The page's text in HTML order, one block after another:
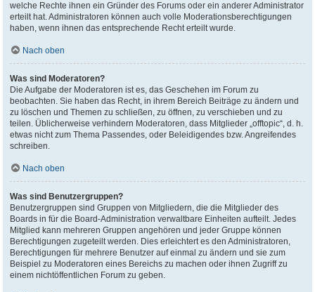
welche Rechte ihnen ein Gründer des Forums oder ein anderer Administrator
erteilt hat. Administratoren können auch volle Moderationsberechtigungen
haben, wenn ihnen das entsprechende Recht erteilt wurde.
Nach oben
Was sind Moderatoren?
Die Aufgabe der Moderatoren ist es, das Geschehen im Forum zu
beobachten. Sie haben das Recht, in ihrem Bereich Beiträge zu ändern und
zu löschen und Themen zu schließen, zu öffnen, zu verschieben und zu
teilen. Üblicherweise verhindern Moderatoren, dass Mitglieder „offtopic“, d. h.
etwas nicht zum Thema Passendes, oder Beleidigendes bzw. Angreifendes
schreiben.
Nach oben
Was sind Benutzergruppen?
Benutzergruppen sind Gruppen von Mitgliedern, die die Mitglieder des
Boards in für die Board-Administration verwaltbare Einheiten aufteilt. Jedes
Mitglied kann mehreren Gruppen angehören und jeder Gruppe können
Berechtigungen zugeteilt werden. Dies erleichtert es den Administratoren,
Berechtigungen für mehrere Benutzer auf einmal zu ändern und sie zum
Beispiel zu Moderatoren eines Bereichs zu machen oder ihnen Zugriff zu
einem nichtöffentlichen Forum zu geben.